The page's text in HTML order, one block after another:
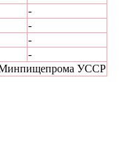
-
-
-
-
Минпищепрома УССР